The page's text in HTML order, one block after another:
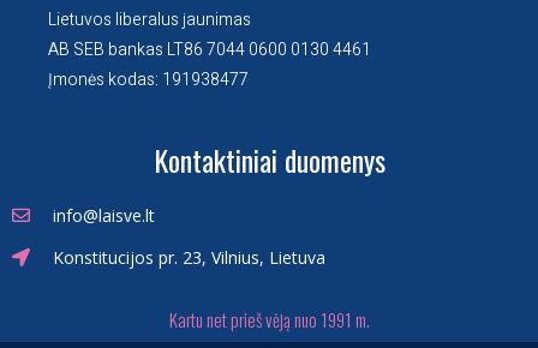
Lietuvos liberalus jaunimas
AB SEB bankas LT86 7044 0600 0130 4461
Įmonės kodas: 191938477
Kontaktiniai duomenys
info@laisve.lt
Konstitucijos pr. 23, Vilnius, Lietuva
Kartu net prieš vėją nuo 1991 m.